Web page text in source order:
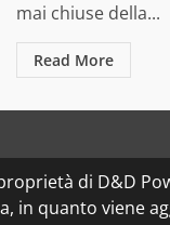
mai chiuse della...
Read More
di D&D
in quanto viene